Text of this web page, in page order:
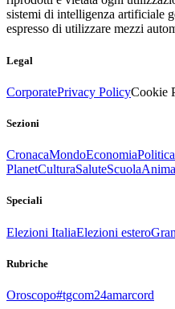
sistemi di intelligenza artificiale
espresso di utilizzare mezzi
Legal
CorporatePrivacy PolicyCookie
Sezioni
CronacaMondoEconomiaPolitica
PlanetCulturaSaluteScuola
Speciali
Elezioni ItaliaElezioni estero
Rubriche
Oroscopo#tgcom24amarcord